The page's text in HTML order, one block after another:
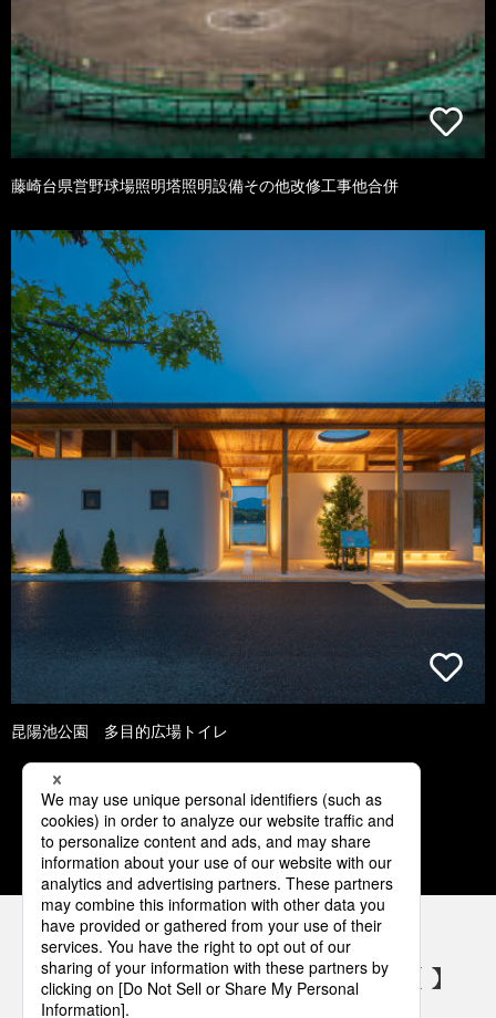
藤崎台県営野球場照明塔照明設備その他改修工事他合併
昆陽池公園 多目的広場トイレ
1 2 3 4 5
パナソニックの電気設備 SNSアカウント